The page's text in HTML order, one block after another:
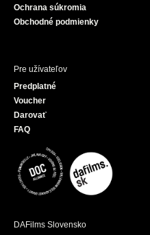
Ochrana súkromia
Obchodné podmienky
Pre užívateľov
Predplatné
Voucher
Darovať
FAQ
DAFilms Slovensko